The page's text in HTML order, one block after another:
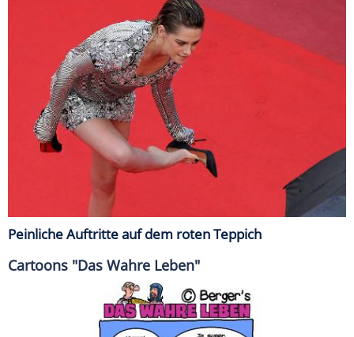
Peinliche Auftritte auf dem roten Teppich
Cartoons "Das Wahre Leben"